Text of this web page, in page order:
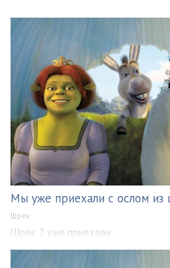
Мы уже приехали с ослом из
Шрек
Шрек 2 уже приехали